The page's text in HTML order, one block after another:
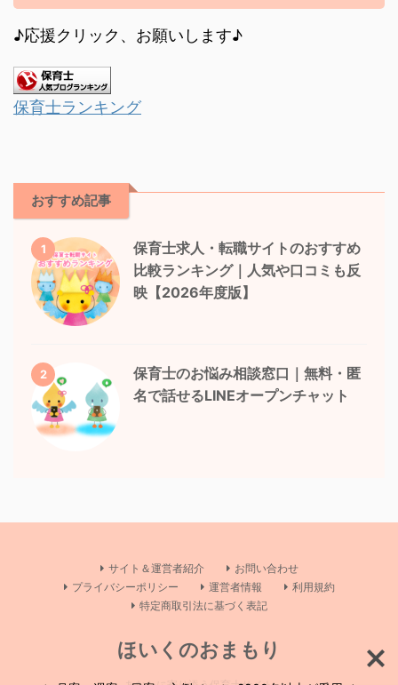
♪応援クリック、お願いします♪
保育士ランキング
おすすめ記事
1
保育士求人・転職サイトのおすすめ
比較ランキング｜人気や口コミも反
映【2026年度版】
2
保育士のお悩み相談窓口｜無料・匿
名で話せるLINEオープンチャット
サイト＆運営者紹介
お問い合わせ
プライバシーポリシー
運営者情報
利用規約
特定商取引法に基づく表記
ほいくのおまもり